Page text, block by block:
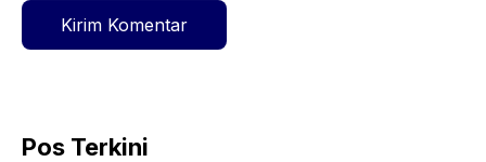
Pos Terkini